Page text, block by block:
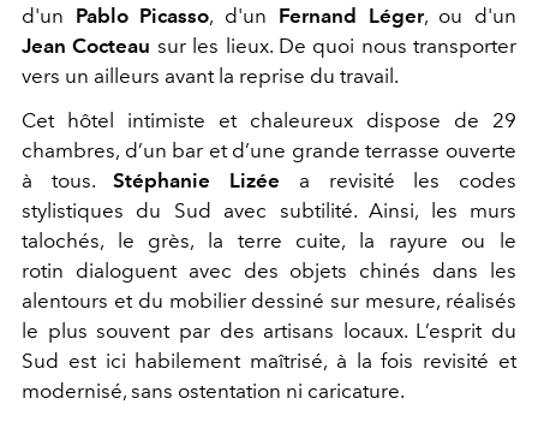
d'un Pablo Picasso, d'un Fernand Léger, ou d'un
Jean Cocteau sur les lieux. De quoi nous transporter
vers un ailleurs avant la reprise du travail.
Cet hôtel intimiste et chaleureux dispose de 29
chambres, d’un bar et d’une grande terrasse ouverte
à tous.Stéphanie Lizée a revisité les codes
stylistiques du Sud avec subtilité. Ainsi, les murs
talochés, le grès, la terre cuite, la rayure ou le
rotin dialoguent avec des objets chinés dans les
alentours et du mobilier dessiné sur mesure, réalisés
le plus souvent par des artisans locaux. L’esprit du
Sud est ici habilement maîtrisé, à la fois revisité et
modernisé, sans ostentation ni caricature.